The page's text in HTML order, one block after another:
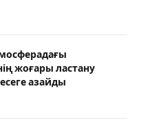
жоғары ластану
азайды